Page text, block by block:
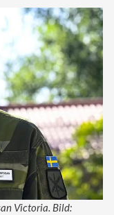
Victoria. Bild: